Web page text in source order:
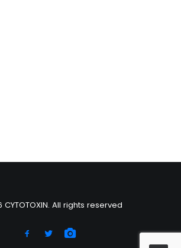
All rights reserved